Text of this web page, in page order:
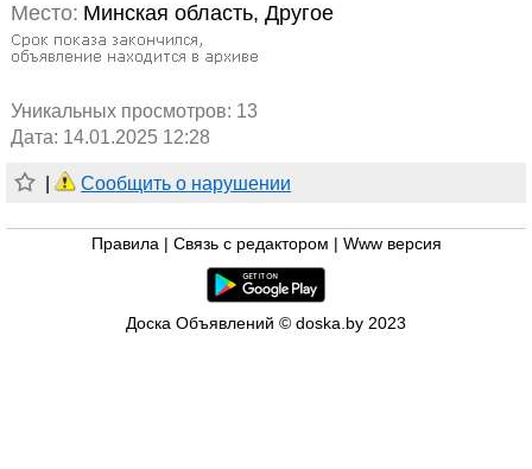
Место: Минская область, Другое
Уникальных просмотров: 13
Дата: 14.01.2025 12:28
Сообщить о нарушении
Правила Связь с редактором Www версия
Доска Объявлений © doska.by 2023